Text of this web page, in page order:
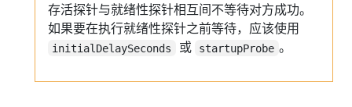
存活探针与就绪性探针相互间不等待对方成功。
如果要在执行就绪性探针之前等待，应该使用
initialDelaySeconds 或 startupProbe 。